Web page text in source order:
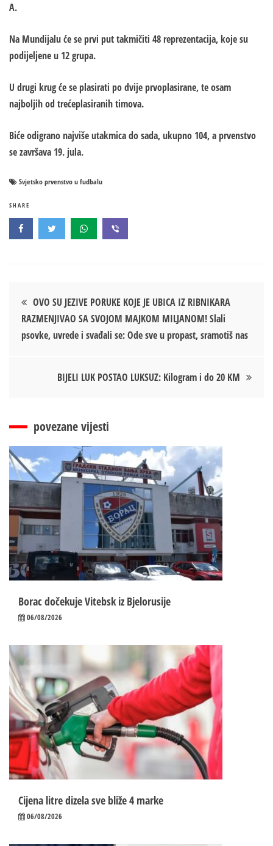
A.
Na Mundijalu će se prvi put takmičiti 48 reprezentacija, koje su
podijeljene u 12 grupa.
U drugi krug će se plasirati po dvije prvoplasirane, te osam
najboljih od trećeplasiranih timova.
Biće odigrano najviše utakmica do sada, ukupno 104, a prvenstvo
se završava 19. jula.
Svjetsko prvenstvo u fudbalu
SHARE
Кретање
чланка
OVO SU JEZIVE PORUKE KOJE JE UBICA IZ RIBNIKARA
RAZMENJIVAO SA SVOJOM MAJKOM MILJANOM! Slali
psovke, uvrede i svađali se: Ode sve u propast, sramotiš nas
BIJELI LUK POSTAO LUKSUZ: Kilogram i do 20 KM
povezane vijesti
Borac dočekuje Vitebsk iz Bjelorusije
06/08/2026
Cijena litre dizela sve bliže 4 marke
06/08/2026